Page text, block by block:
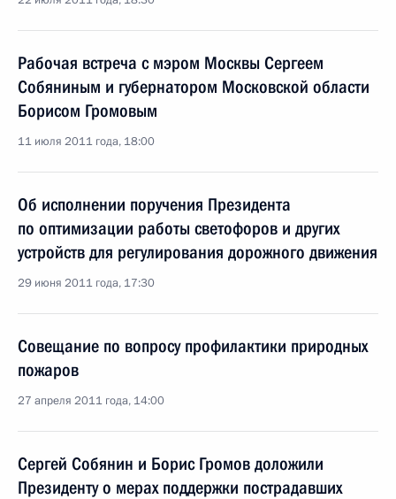
Рабочая встреча с мэром Москвы Сергеем
Собяниным и губернатором Московской области
Борисом Громовым
11 июля 2011 года, 18:00
Об исполнении поручения Президента
по оптимизации работы светофоров и других
устройств для регулирования дорожного движения
29 июня 2011 года, 17:30
Совещание по вопросу профилактики природных
пожаров
27 апреля 2011 года, 14:00
Сергей Собянин и Борис Громов доложили
Президенту о мерах поддержки пострадавших